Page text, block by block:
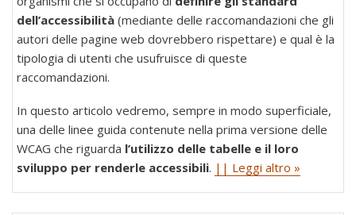
dell’accessibilità(mediante delle raccomandazioni che gli
autori delle pagine web dovrebbero rispettare) e qual è la
tipologia di utenti che usufruisce di queste
raccomandazioni.
In questo articolo vedremo, sempre in modo superficiale,
una delle linee guida contenute nella prima versione delle
WCAG che riguarda l’utilizzo delle tabelle e il loro
sviluppo per renderle accessibili. || Leggi altro »